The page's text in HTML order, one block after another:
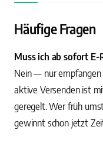
Häufige Fragen
Muss ich ab sofort E-
Nein — nur empfangen
aktive Versenden ist
geregelt. Wer früh
gewinnt schon jetzt